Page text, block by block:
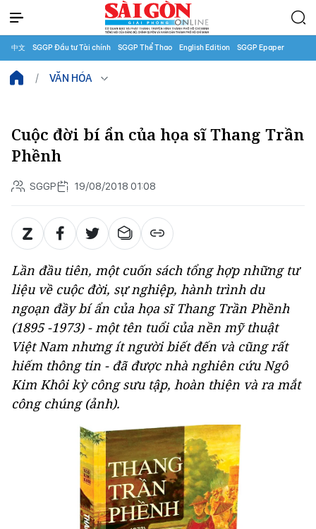
中文 SGGP Đầu tư Tài chính SGGP Thể Thao English Edition SGGP Epaper
VĂN HÓA
Cuộc đời bí ẩn của họa sĩ Thang Trần
Phềnh
SGGP 19/08/2018 01:08
Lần đầu tiên, một cuốn sách tổng hợp những tư
liệu về cuộc đời, sự nghiệp, hành trình du
ngoạn đầy bí ẩn của họa sĩ Thang Trần Phềnh
(1895 -1973) - một tên tuổi của nền mỹ thuật
Việt Nam nhưng ít người biết đến và cũng rất
hiếm thông tin - đã được nhà nghiên cứu Ngô
Kim Khôi kỳ công sưu tập, hoàn thiện và ra mắt
công chúng (ảnh).